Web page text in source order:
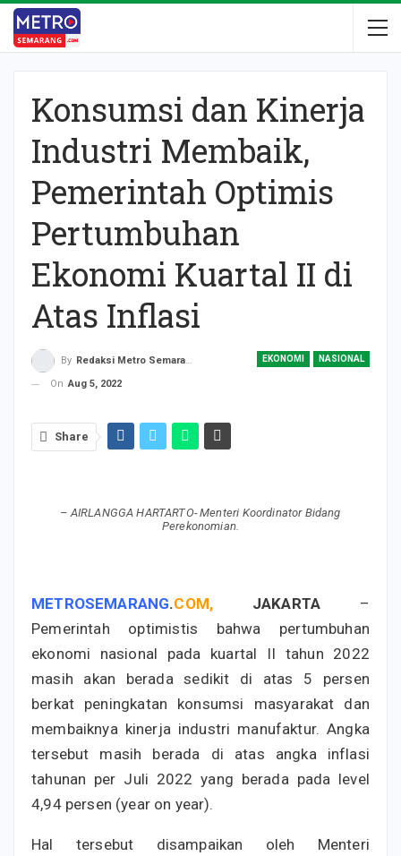
Konsumsi dan Kinerja
Industri Membaik,
Pemerintah Optimis
Pertumbuhan
Ekonomi Kuartal II di
Atas Inflasi
EKONOMI NASIONAL
By Redaksi Metro Semarang
On Aug 5, 2022
Share
– AIRLANGGA HARTARTO- Menteri Koordinator Bidang
Perekonomian.
METROSEMARANG.COM, JAKARTA –
Pemerintah optimistis bahwa pertumbuhan
ekonomi nasional pada kuartal II tahun 2022
masih akan berada sedikit di atas 5 persen
berkat peningkatan konsumsi masyarakat dan
membaiknya kinerja industri manufaktur. Angka
tersebut masih berada di atas angka inflasi
tahunan per Juli 2022 yang berada pada level
4,94 persen (year on year).
Hal tersebut disampaikan oleh Menteri